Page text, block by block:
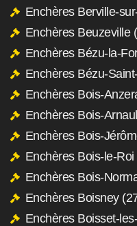
Enchères Berville-
Enchères Beuzeville
Enchères Bézu-la-
Enchères Bézu-
Enchères Bois-
Enchères Bois-
Enchères Bois-
Enchères Bois-le-
Enchères Bois-
Enchères Boisney
Enchères Boisset-